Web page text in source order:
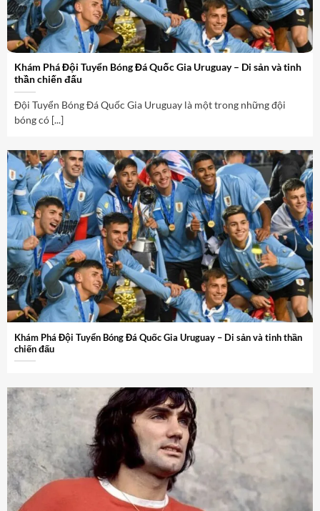
Khám Phá Đội Tuyển Bóng Đá Quốc Gia Uruguay – Di sản và tinh
thần chiến đấu
Đội Tuyển Bóng Đá Quốc Gia Uruguay là một trong những đội
bóng có [...]
Khám Phá Đội Tuyển Bóng Đá Quốc Gia Uruguay – Di sản và tinh thần
chiến đấu